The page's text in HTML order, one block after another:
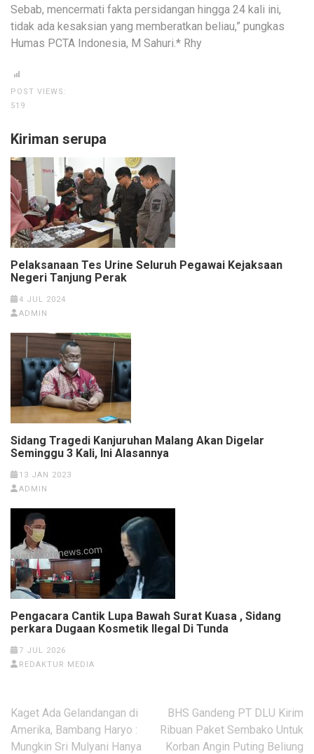
Sebab, mencermati fakta persidangan hingga 24 kali ini,
tidak ada kesaksian yang memberatkan beliau,” pungkas
Humas PCTA Indonesia, M Sahuri.* Rhy
POST VIEWS:
519
Kiriman serupa
Pelaksanaan Tes Urine Seluruh Pegawai Kejaksaan
Negeri Tanjung Perak
4 JUL 2024
ADMIN
Sidang Tragedi Kanjuruhan Malang Akan Digelar
Seminggu 3 Kali, Ini Alasannya
13 JAN 2023
ADMIN
Pengacara Cantik Lupa Bawah Surat Kuasa , Sidang
perkara Dugaan Kosmetik Ilegal Di Tunda
7 JUL 2026
REDAKTUR MEDIA
Navigasi
pos
Kaget Ada Gelandangan di
Amerika, Bambang Haryo :
Mungkin Sri Mulyani Hanya
BHS Gandeng PT DLU Kirim
Ribuan Paket Sembako Untuk
Korban Angin Puting Beliung